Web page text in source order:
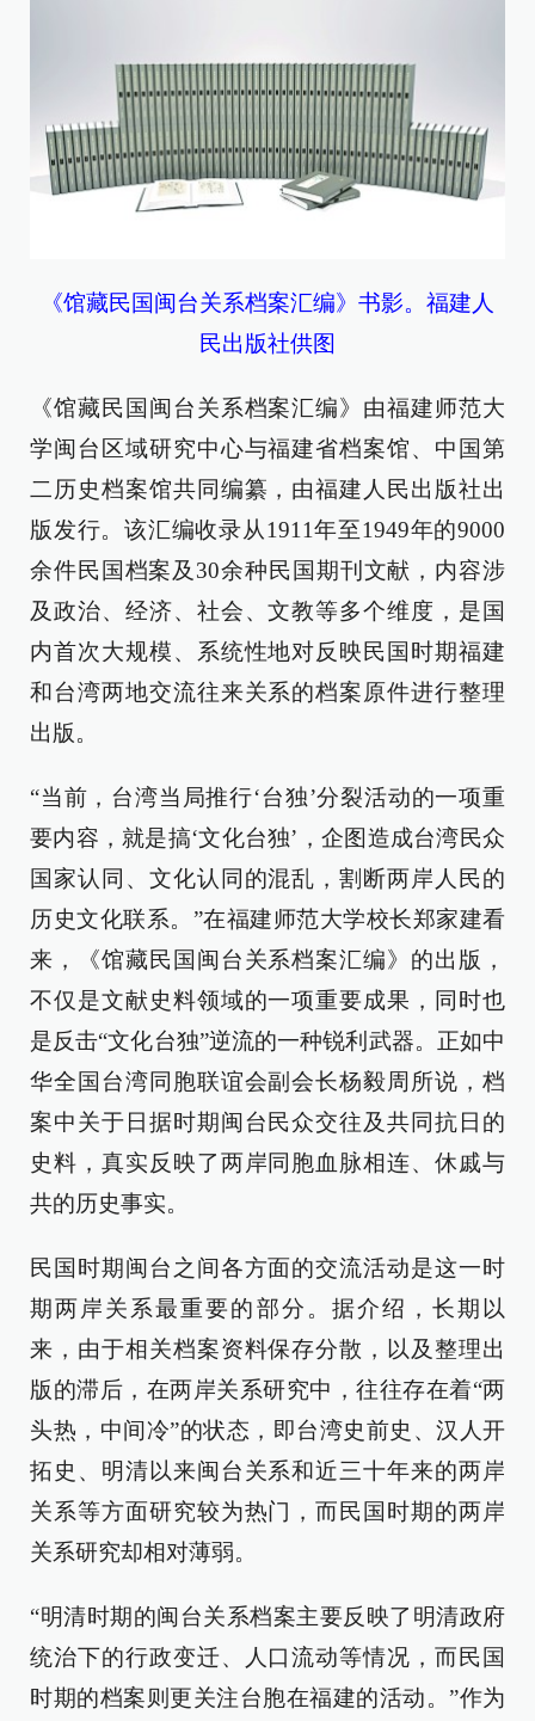
《馆藏民国闽台关系档案汇编》书影。福建人
民出版社供图
《馆藏民国闽台关系档案汇编》由福建师范大
学闽台区域研究中心与福建省档案馆、中国第
二历史档案馆共同编纂，由福建人民出版社出
版发行。该汇编收录从1911年至1949年的9000
余件民国档案及30余种民国期刊文献，内容涉
及政治、经济、社会、文教等多个维度，是国
内首次大规模、系统性地对反映民国时期福建
和台湾两地交流往来关系的档案原件进行整理
出版。
“当前，台湾当局推行‘台独’分裂活动的一项重
要内容，就是搞‘文化台独’，企图造成台湾民众
国家认同、文化认同的混乱，割断两岸人民的
历史文化联系。”在福建师范大学校长郑家建看
来，《馆藏民国闽台关系档案汇编》的出版，
不仅是文献史料领域的一项重要成果，同时也
是反击“文化台独”逆流的一种锐利武器。正如中
华全国台湾同胞联谊会副会长杨毅周所说，档
案中关于日据时期闽台民众交往及共同抗日的
史料，真实反映了两岸同胞血脉相连、休戚与
共的历史事实。
民国时期闽台之间各方面的交流活动是这一时
期两岸关系最重要的部分。据介绍，长期以
来，由于相关档案资料保存分散，以及整理出
版的滞后，在两岸关系研究中，往往存在着“两
头热，中间冷”的状态，即台湾史前史、汉人开
拓史、明清以来闽台关系和近三十年来的两岸
关系等方面研究较为热门，而民国时期的两岸
关系研究却相对薄弱。
“明清时期的闽台关系档案主要反映了明清政府
统治下的行政变迁、人口流动等情况，而民国
时期的档案则更关注台胞在福建的活动。”作为